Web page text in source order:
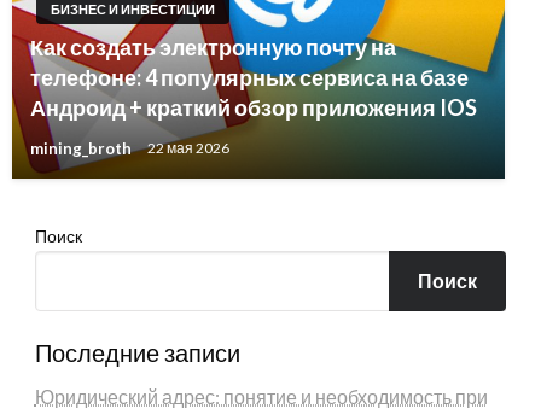
БИЗНЕС И ИНВЕСТИЦИИ
Как создать электронную почту на
телефоне: 4 популярных сервиса на базе
Андроид + краткий обзор приложения IOS
mining_broth 22 мая 2026
Поиск
Поиск
Последние записи
Юридический адрес: понятие и необходимость при